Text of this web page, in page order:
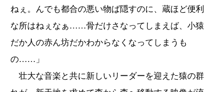
ねぇ。んでも都合の悪い物ば隠すのに、蔵ほど便利
な所はねぇなぁ……骨だけさなってしまえば、小猿
だか人の赤ん坊だかわからなくなってしまうも
の……」
壮大な音楽と共に新しいリーダーを迎えた猿の群